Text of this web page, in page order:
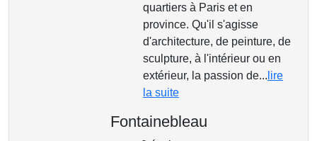
quartiers à Paris et en
province. Qu'il s'agisse
d'architecture, de peinture, de
sculpture, à l'intérieur ou en
extérieur, la passion de... lire
la suite
Fontainebleau